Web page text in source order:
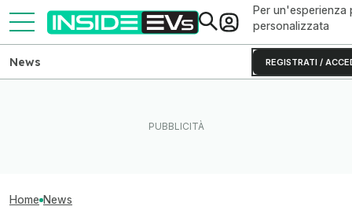
Per un'esperienza
personalizzata
REGISTRATI /
News
Home News